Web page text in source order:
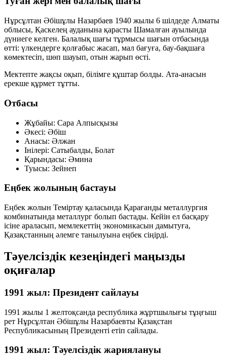
Нұрсұлтан Әбішұлы Назарбаев 1940 жылы 6 шілдеде Алматы
облысы, Қаскелең ауданына қарасты Шамалған ауылында
дүниеге келген. Балалық шағы тұрмысы шағын отбасында
өтті: үлкендерге қолғабыс жасап, мал бағуға, бау-бақшаға
көмектесіп, шөп шауып, отын жарып өсті.
Мектепте жақсы оқып, білімге құштар болды. Ата-анасын
ерекше құрмет тұтты.
Отбасы
Жұбайы: Сара Алпысқызы
Әкесі: Әбіш
Анасы: Әлжан
Інілері: Сатыбалды, Болат
Қарындасы: Әмина
Туысы: Зейнеп
Еңбек жолының бастауы
Еңбек жолын Теміртау қаласында Қарағанды металлургия
комбинатында металлург болып бастады. Кейін ел басқару
ісіне араласып, мемлекеттің экономикасын дамытуға,
Қазақстанның әлемге танылуына еңбек сіңірді.
Тәуелсіздік кезеңіндегі маңызды
оқиғалар
1991 жыл: Президент сайлауы
1991 жылы 1 желтоқсанда республика жұртшылығы тұңғыш
рет Нұрсұлтан Әбішұлы Назарбаевты Қазақстан
Республикасының Президенті етіп сайлады.
1991 жыл: Тәуелсіздік жариялануы